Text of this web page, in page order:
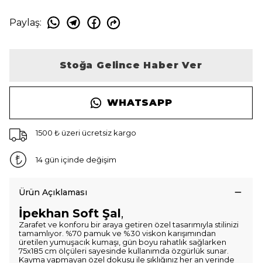
Paylaş:
Stoğa Gelince Haber Ver
WHATSAPP
1500 ₺ üzeri ücretsiz kargo
14 gün içinde değişim
Ürün Açıklaması
İpekhan Soft Şal,
Zarafet ve konforu bir araya getiren özel tasarımıyla stilinizi
tamamlıyor. %70 pamuk ve %30 viskon karışımından
üretilen yumuşacık kumaşı, gün boyu rahatlık sağlarken
75x185 cm ölçüleri sayesinde kullanımda özgürlük sunar.
Kayma yapmayan özel dokusu ile şıklığınız her an yerinde